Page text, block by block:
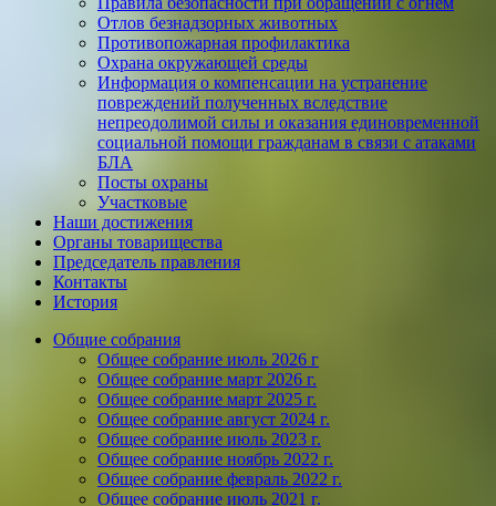
Отлов безнадзорных животных
Противопожарная профилактика
Охрана окружающей среды
Информация о компенсации на устранение
повреждений полученных вследствие
непреодолимой силы и оказания единовременной
социальной помощи гражданам в связи с атаками
БЛА
Посты охраны
Участковые
Наши достижения
Органы товарищества
Председатель правления
Контакты
История
Общие собрания
Общее собрание июль 2026 г
Общее собрание март 2026 г.
Общее собрание март 2025 г.
Общее собрание август 2024 г.
Общее собрание июль 2023 г.
Общее собрание ноябрь 2022 г.
Общее собрание февраль 2022 г.
Общее собрание июль 2021 г.